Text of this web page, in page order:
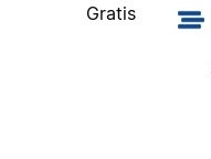
Gratis